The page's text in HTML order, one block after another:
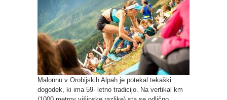
Malonnu v Orobijskih Alpah je potekal tekaški
dogodek, ki ima 59- letno tradicijo. Na vertikal km